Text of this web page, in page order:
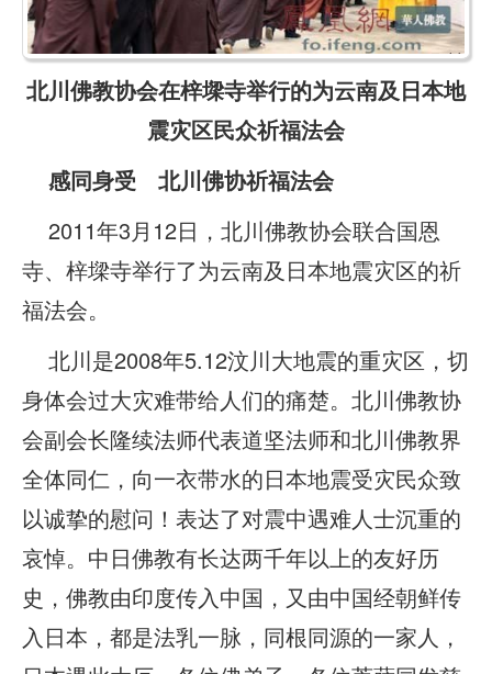
北川佛教协会在梓墚寺举行的为云南及日本地
震灾区民众祈福法会
感同身受 北川佛协祈福法会
2011年3月12日，北川佛教协会联合国恩
寺、梓墚寺举行了为云南及日本地震灾区的祈
福法会。
北川是2008年5.12汶川大地震的重灾区，切
身体会过大灾难带给人们的痛楚。北川佛教协
会副会长隆续法师代表道坚法师和北川佛教界
全体同仁，向一衣带水的日本地震受灾民众致
以诚挚的慰问！表达了对震中遇难人士沉重的
哀悼。中日佛教有长达两千年以上的友好历
史，佛教由印度传入中国，又由中国经朝鲜传
入日本，都是法乳一脉，同根同源的一家人，